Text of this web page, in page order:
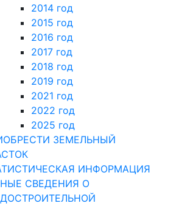
2014 год
2015 год
2016 год
2017 год
2018 год
2019 год
2021 год
2022 год
2025 год
ЗЕМЕЛЬНЫЙ
ИНФОРМАЦИЯ
СВЕДЕНИЯ О